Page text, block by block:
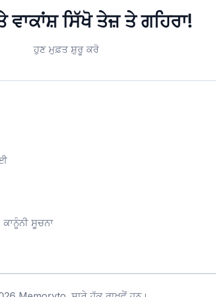
ਸਿੱਖੋ ਤੇਜ਼ ਤੇ ਗਹਿਰਾ!
ਹੁਣ ਮੁਫ਼ਤ ਸ਼ੁਰੂ ਕਰੋ
ਕਾਨੂੰਨੀ ਸੂਚਨਾ